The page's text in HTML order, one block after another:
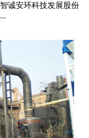
诚安环科技发展股份